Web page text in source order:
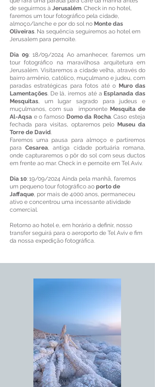
de seguirmos à Jerusalém. Check in no hotel,
faremos um tour fotográfico pela cidade,
almoço/lanche e por do sol no Monte das
Oliveiras. Na sequência seguiremos ao hotel em
Jerusalem para pernoite.
Dia 09: 18/09/2024 Ao amanhecer, faremos um
tour fotográfico na maravilhosa arquitetura em
Jerusalém. Visitaremos a cidade velha, através do
bairro armênio, católico, muçulmano e judeu, com
paradas estratégicas para fotos até o Muro das
Lamentações. De lá, iremos até a Esplanada das
Mesquitas, um lugar sagrado para judeus e
muçulmanos, com sua imponente Mesquita de
Al-Aqsa e o famoso Domo da Rocha. Caso esteja
fechada para visitas, optaremos pelo Museu da
Torre de David.
Faremos uma pausa para almoço e partiremos
paraCesarea, antiga cidade portuária romana,
onde capturaremos o pôr do sol com seus ductos
em frente ao mar. Check in e pernoite em Tel Aviv.
Dia 10: 19/09/2024 Ainda pela manhã, faremos
um pequeno tour fotográfico ao porto de
Jaffaque, por mais de 4000 anos, permaneceu
ativo e concentrou uma incessante atividade
comercial.
Retorno ao hotel e, em horário a definir, nosso
transfer seguirá para o aeroporto de Tel Aviv e fim
da nossa expedição fotográfica.